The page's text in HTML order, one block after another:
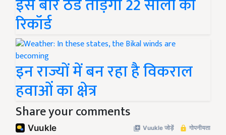
रिकॉर्ड
इन राज्यों में बन रहा है विकराल
हवाओं का क्षेत्र
Share your comments